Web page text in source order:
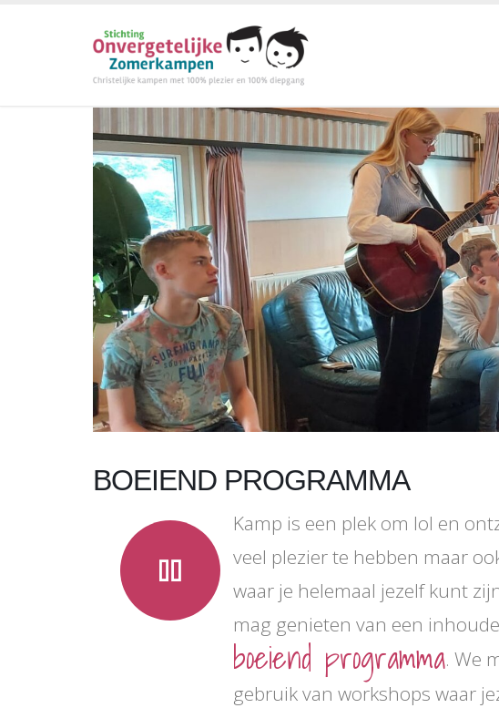
BOEIEND PROGRAMMA
pause
Kamp is een plek om lol en
veel plezier te hebben maar
waar je helemaal jezelf kunt
mag genieten van een
boeiend programma. We
gebruik van workshops waar